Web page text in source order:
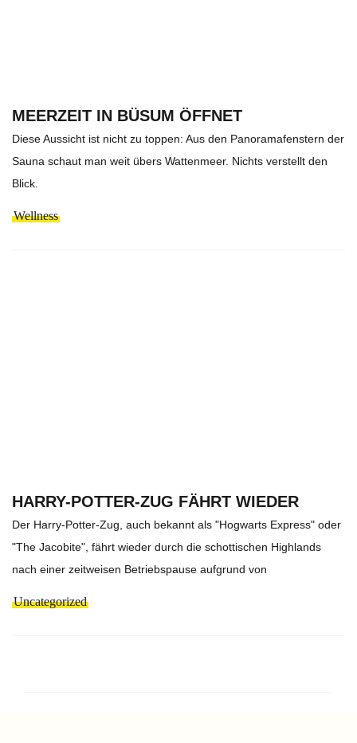
MEERZEIT IN BÜSUM ÖFFNET
Diese Aussicht ist nicht zu toppen: Aus den Panoramafenstern der
Sauna schaut man weit übers Wattenmeer. Nichts verstellt den
Blick.
Wellness
HARRY-POTTER-ZUG FÄHRT WIEDER
Der Harry-Potter-Zug, auch bekannt als "Hogwarts Express" oder
"The Jacobite", fährt wieder durch die schottischen Highlands
nach einer zeitweisen Betriebspause aufgrund von
Uncategorized